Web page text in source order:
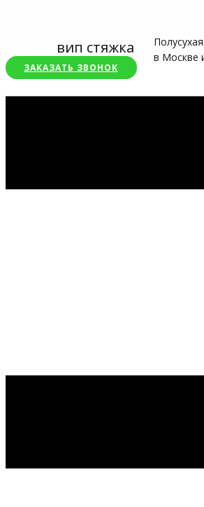
в Москве
вип стяжка
ЗАКАЗАТЬ ЗВОНОК